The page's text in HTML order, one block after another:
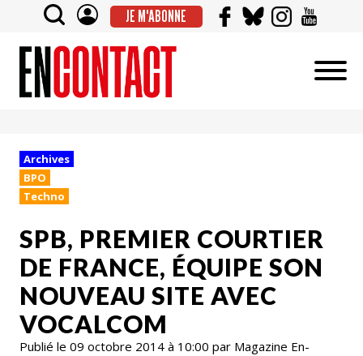
JE M'ABONNE
Archives
BPO
Techno
SPB, PREMIER COURTIER
DE FRANCE, ÉQUIPE SON
NOUVEAU SITE AVEC
VOCALCOM
Publié le 09 octobre 2014 à 10:00 par Magazine En-